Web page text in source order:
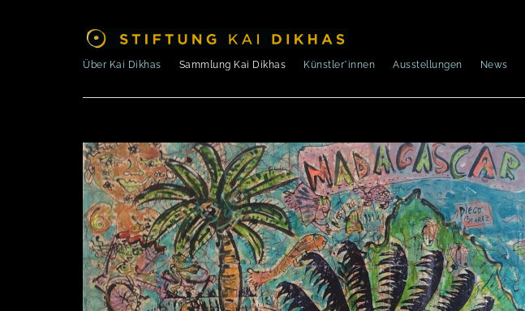
Über Kai Dikhas Sammlung Kai Dikhas Künstler*innen Ausstellungen News